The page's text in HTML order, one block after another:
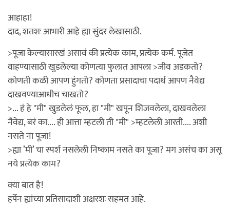
आहाहा!
दाद, शतशः आभारी आहे ह्या सुंदर लेखासाठी.
>पूजा केल्यासारखं असावं की प्रत्येक काम, प्रत्येक कर्म. पूजेत
वाहण्यासाठी खुडलेल्या कोणत्या फुलात आपला >जीव अडकतो?
कोणती कळी आपण हुंगतो? कोणता प्रसादाचा पदार्थ आपण नैवेद्य
दाखवण्याआधीच चाखतो?
>... हं हे "मी" खुडलेलं फूल, हा "मी" खपून शिजवलेला, दाखवलेला
नैवेद्य, बरं का.... ही आत्ता म्हटली ती "मी" >म्हटलेली आरती.... अशी
नसते ना पूजा!
>ह्या ’मी’ चा स्पर्श नसलेली निष्काम नसते का पूजा? मग असंच का असू
नये प्रत्येक काम?
क्या बात है!
हर्पेन ह्यांच्या प्रतिसादाशी अक्षरशः सहमत आहे.